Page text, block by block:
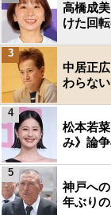
高橋成
けた回
中居正
わらな
3
松本若
み》論
4
神戸へ
年ぶり
5